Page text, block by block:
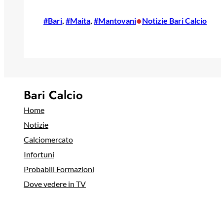
#Bari, #Maita, #Mantovani•Notizie Bari Calcio
Bari Calcio
Home
Notizie
Calciomercato
Infortuni
Probabili Formazioni
Dove vedere in TV